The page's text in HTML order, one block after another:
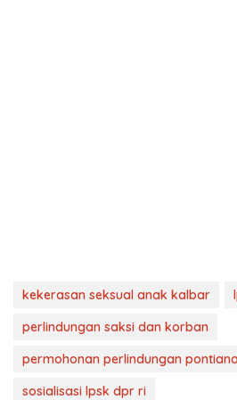
kekerasan seksual anak kalbar
perlindungan saksi dan korban
permohonan perlindungan
sosialisasi lpsk dpr ri